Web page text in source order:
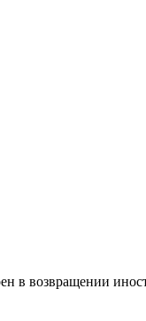
в возвращении